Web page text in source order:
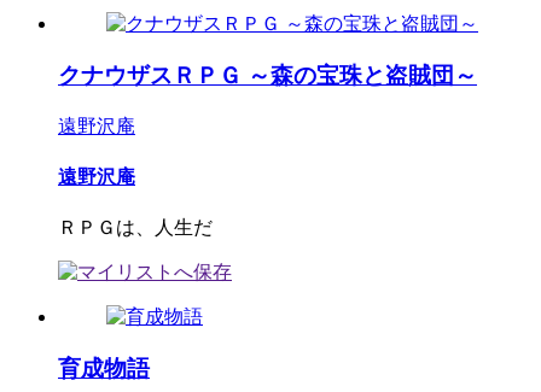
クナウザスＲＰＧ ～森の宝珠と盗賊団～
遠野沢庵
遠野沢庵
ＲＰＧは、人生だ
育成物語